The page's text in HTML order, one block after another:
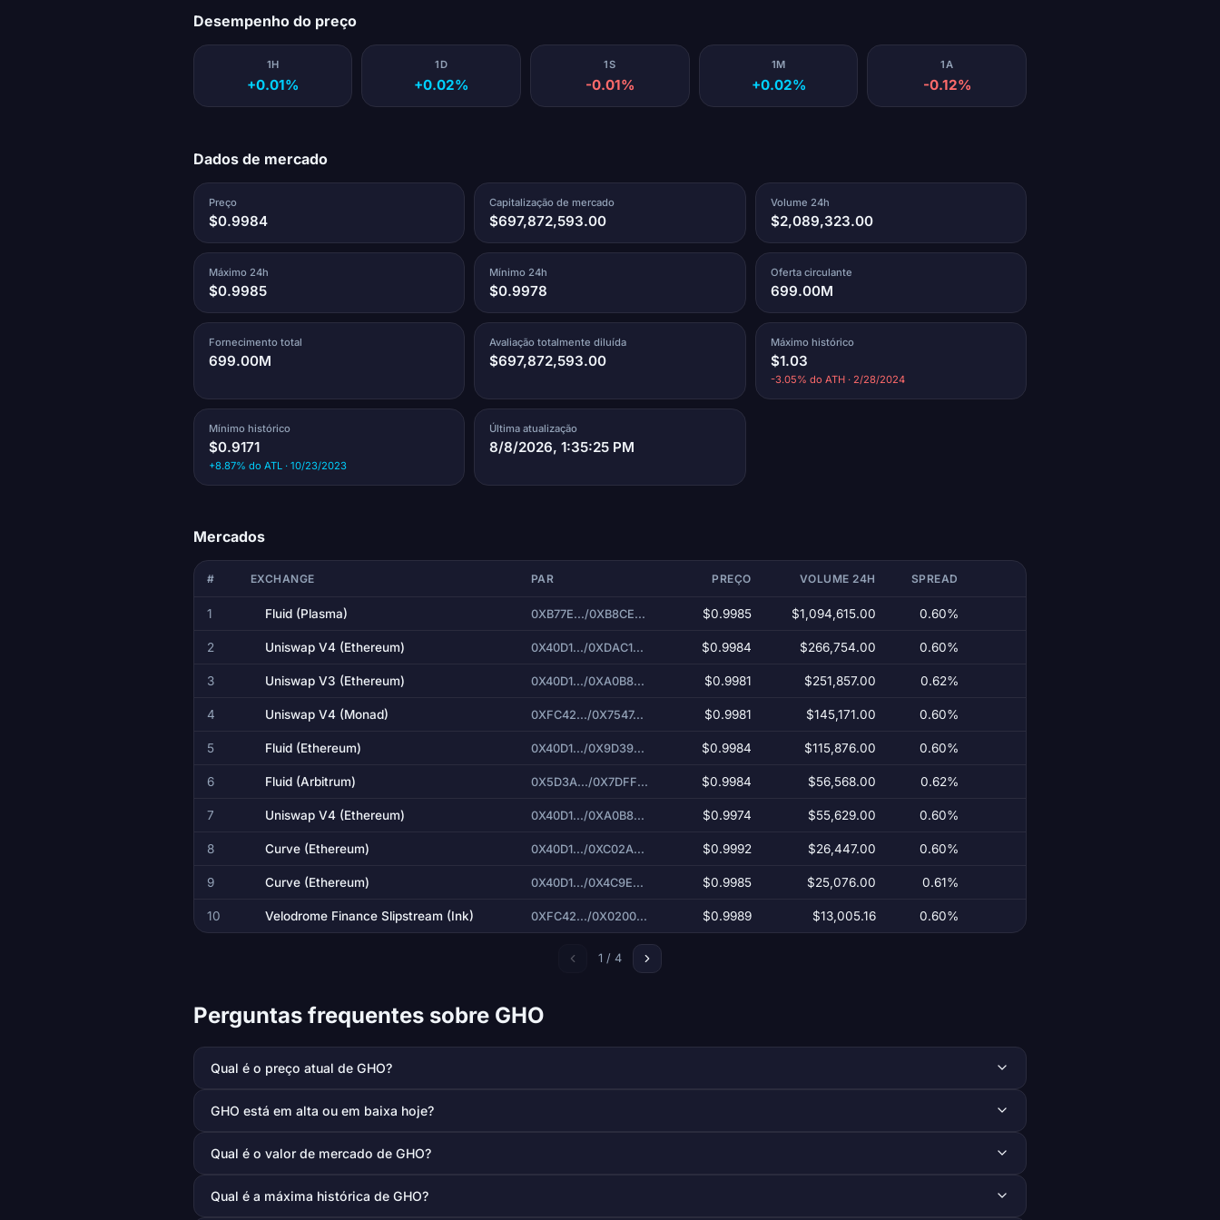
Desempenho do preço
1H
+0.01%
1D
+0.02%
1S
-0.01%
1M
+0.02%
1A
-0.12%
Dados de mercado
Preço
$0.9984
Capitalização de mercado
$697,872,593.00
Volume 24h
$2,089,323.00
Máximo 24h
$0.9985
Mínimo 24h
$0.9978
Oferta circulante
699.00M
Fornecimento total
699.00M
Avaliação totalmente diluída
$697,872,593.00
Máximo histórico
$1.03
-3.05% do ATH · 2/28/2024
Mínimo histórico
$0.9171
+8.87% do ATL · 10/23/2023
Última atualização
8/8/2026, 1:35:25 PM
Mercados
# EXCHANGE PAR PREÇO VOLUME 24H SPREAD
1 Fluid (Plasma) 0XB77E.../0XB8CE... $0.9985 $1,094,615.00 0.60%
2 Uniswap V4 (Ethereum) 0X40D1.../0XDAC1... $0.9984 $266,754.00 0.60%
3 Uniswap V3 (Ethereum) 0X40D1.../0XA0B8... $0.9981 $251,857.00 0.62%
4 Uniswap V4 (Monad) 0XFC42.../0X7547... $0.9981 $145,171.00 0.60%
5 Fluid (Ethereum) 0X40D1.../0X9D39... $0.9984 $115,876.00 0.60%
6 Fluid (Arbitrum) 0X5D3A.../0X7DFF... $0.9984 $56,568.00 0.62%
7 Uniswap V4 (Ethereum) 0X40D1.../0XA0B8... $0.9974 $55,629.00 0.60%
8 Curve (Ethereum) 0X40D1.../0XC02A... $0.9992 $26,447.00 0.60%
9 Curve (Ethereum) 0X40D1.../0X4C9E... $0.9985 $25,076.00 0.61%
10 Velodrome Finance Slipstream (Ink) 0XFC42.../0X0200... $0.9989 $13,005.16 0.60%
1 / 4
Perguntas frequentes sobre GHO
Qual é o preço atual de GHO?
GHO está em alta ou em baixa hoje?
Qual é o valor de mercado de GHO?
Qual é a máxima histórica de GHO?